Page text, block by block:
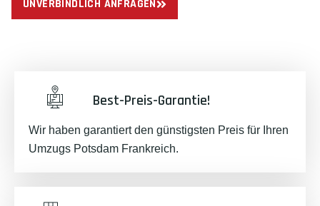
UNVERBINDLICH ANFRAGEN
Best-Preis-Garantie!
Wir haben garantiert den günstigsten Preis für Ihren
Umzugs Potsdam Frankreich.